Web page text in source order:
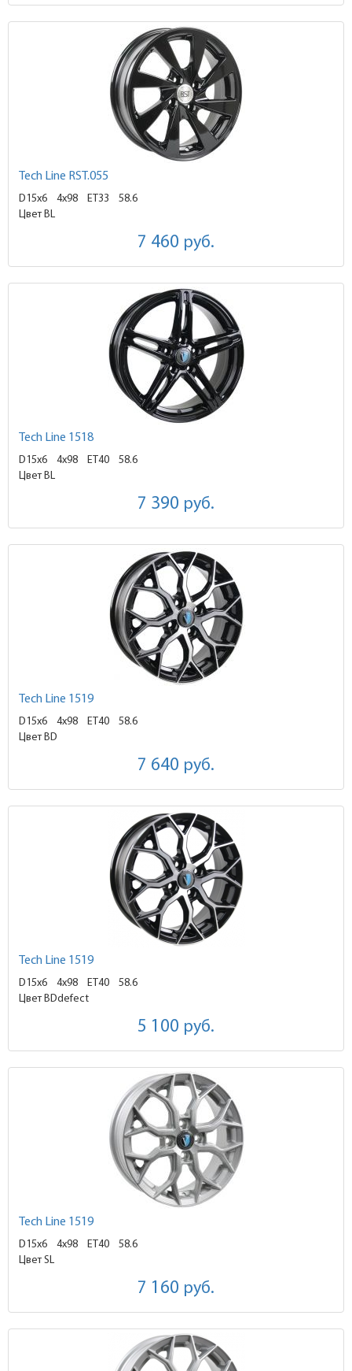
Tech Line RST.055
D15x6 4x98 ET33
58.6
Цвет BL
7 460 руб.
Tech Line 1518
D15x6 4x98 ET40
58.6
Цвет BL
7 390 руб.
Tech Line 1519
D15x6 4x98 ET40
58.6
Цвет BD
7 640 руб.
Tech Line 1519
D15x6 4x98 ET40
58.6
Цвет BDdefect
5 100 руб.
Tech Line 1519
D15x6 4x98 ET40
58.6
Цвет SL
7 160 руб.